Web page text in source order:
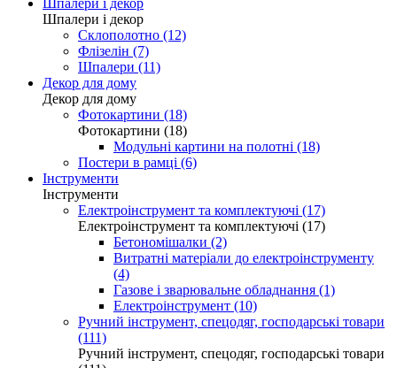
Шпалери і декор
Склополотно (12)
Флізелін (7)
Шпалери (11)
Декор для дому
Декор для дому
Фотокартини (18)
Фотокартини (18)
Модульні картини на полотні (18)
Постери в рамці (6)
Інструменти
Інструменти
Електроінструмент та комплектуючі (17)
Електроінструмент та комплектуючі (17)
Бетономішалки (2)
Витратні матеріали до електроінструменту
(4)
Газове і зварювальне обладнання (1)
Електроінструмент (10)
Ручний інструмент, спецодяг, господарські товари
(111)
Ручний інструмент, спецодяг, господарські товари